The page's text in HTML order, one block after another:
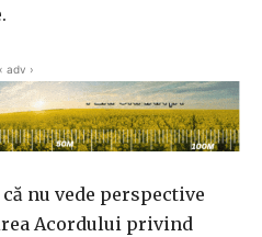
‹ adv ›
nu vede perspective
Acordului privind